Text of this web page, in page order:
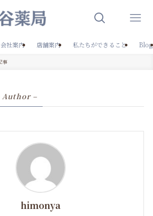
会社案内 店舗案内 私たちができること Blog
事
Author –
himonya